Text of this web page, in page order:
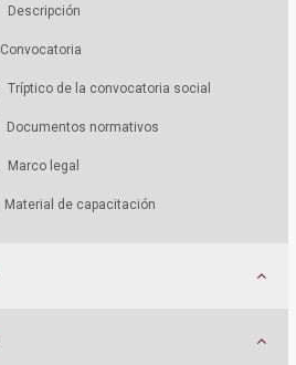
Descripción
Convocatoria
Tríptico de la convocatoria social
Documentos normativos
Marco legal
Material de capacitación